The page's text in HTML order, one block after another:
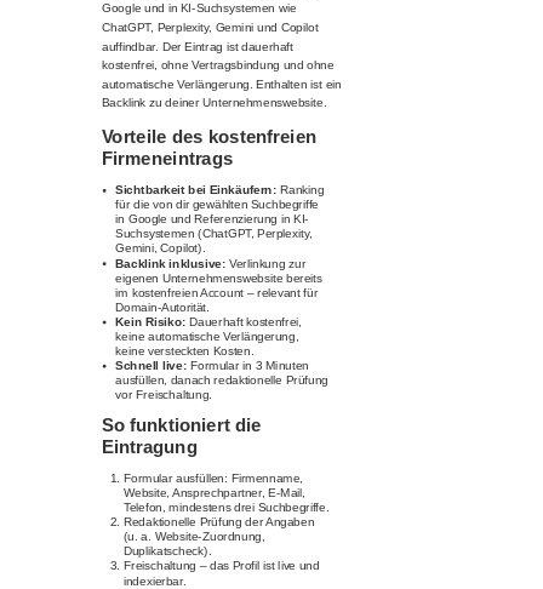
Google und in KI-Suchsystemen wie
ChatGPT, Perplexity, Gemini und Copilot
auffindbar. Der Eintrag ist dauerhaft
kostenfrei, ohne Vertragsbindung und ohne
automatische Verlängerung. Enthalten ist ein
Backlink zu deiner Unternehmenswebsite.
Vorteile des kostenfreien
Firmeneintrags
Sichtbarkeit bei Einkäufern: Ranking
für die von dir gewählten Suchbegriffe
in Google und Referenzierung in KI-
Suchsystemen (ChatGPT, Perplexity,
Gemini, Copilot).
Backlink inklusive: Verlinkung zur
eigenen Unternehmenswebsite bereits
im kostenfreien Account – relevant für
Domain-Autorität.
Kein Risiko: Dauerhaft kostenfrei,
keine automatische Verlängerung,
keine versteckten Kosten.
Schnell live: Formular in 3 Minuten
ausfüllen, danach redaktionelle Prüfung
vor Freischaltung.
So funktioniert die
Eintragung
Formular ausfüllen: Firmenname,
Website, Ansprechpartner, E-Mail,
Telefon, mindestens drei Suchbegriffe.
Redaktionelle Prüfung der Angaben
(u. a. Website-Zuordnung,
Duplikatscheck).
Freischaltung – das Profil ist live und
indexierbar.